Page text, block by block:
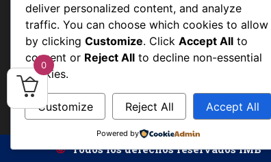
ESCRIBENOS
ventas@imb-librosmedicos.com
Síguenos en:
Todos los derechos reservados IMB
deliver personalized content, and analyze
traffic. You can choose which cookies to allow
by clicking Customize. Click Accept All to
consent or Reject All to decline non-essential
cookies.
Customize Reject All Accept All
Powered by
0